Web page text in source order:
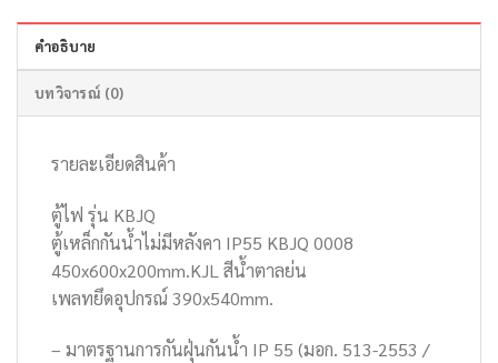
คำอธิบาย
บทวิจารณ์ (0)
รายละเอียดสินค้า
ตู้ไฟ รุ่น KBJQ
ตู้เหล็กกันน้ำไม่มีหลังคา IP55 KBJQ 0008
450x600x200mm.KJL สีน้ำตาลย่น
เพลทยึดอุปกรณ์ 390x540mm.
– มาตรฐานการกันฝุ่นกันน้ำ IP 55 (มอก. 513-2553 /